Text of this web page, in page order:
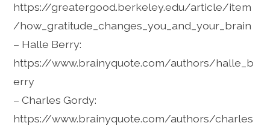
https://greatergood.berkeley.edu/article/item
/how_gratitude_changes_you_and_your_brain
– Halle Berry:
https://www.brainyquote.com/authors/halle_b
erry
– Charles Gordy:
https://www.brainyquote.com/authors/charles